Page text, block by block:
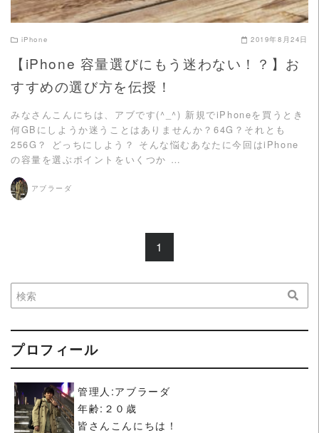
iPhone 2019年8月24日
【iPhone 容量選びにもう迷わない！？】お
すすめの選び方を伝授！
みなさんこんにちは、アブです(^_^) 新規でiPhoneを買うとき
何GBにしようか迷うことはありませんか？64G？それとも
256G？ どっちにしよう？ そんな悩むあなたに今回はiPhone
の容量を選ぶポイントをいくつか …
アブラーダ
1
プロフィール
管理人:アブラーダ
年齢:２０歳
皆さんこんにちは！